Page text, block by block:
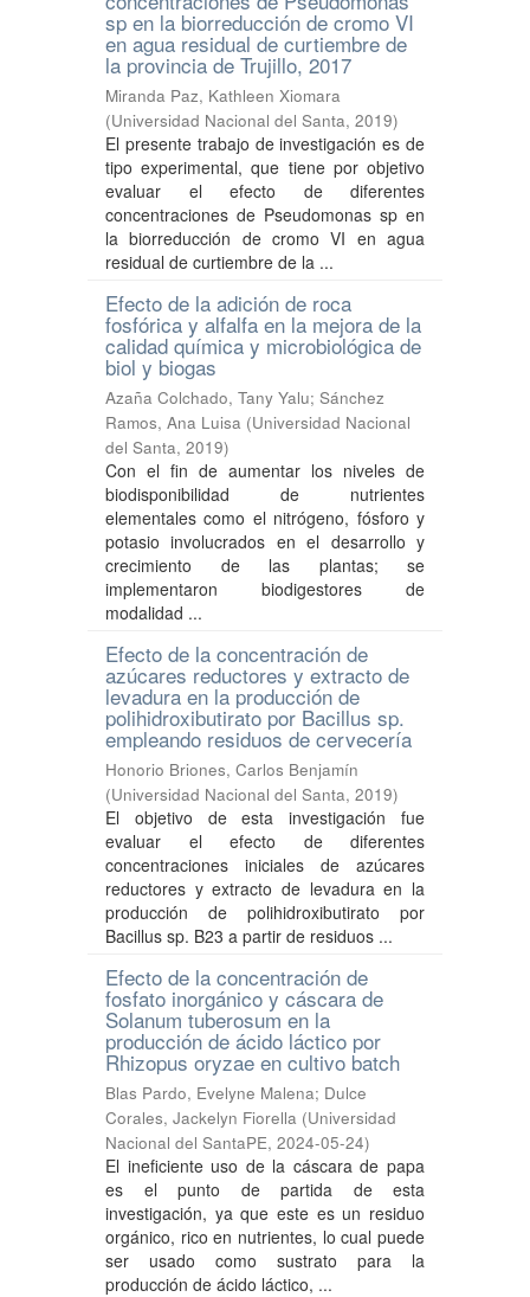
sp en la biorreducción de cromo VI
en agua residual de curtiembre de
la provincia de Trujillo, 2017
Miranda Paz, Kathleen Xiomara
(Universidad Nacional del Santa, 2019)
El presente trabajo de investigación es de
tipo experimental, que tiene por objetivo
evaluar el efecto de diferentes
concentraciones de Pseudomonas sp en
la biorreducción de cromo VI en agua
residual de curtiembre de la ...
Efecto de la adición de roca
fosfórica y alfalfa en la mejora de la
calidad química y microbiológica de
biol y biogas
Azaña Colchado, Tany Yalu; Sánchez
Ramos, Ana Luisa (Universidad Nacional
del Santa, 2019)
Con el fin de aumentar los niveles de
biodisponibilidad de nutrientes
elementales como el nitrógeno, fósforo y
potasio involucrados en el desarrollo y
crecimiento de las plantas; se
implementaron biodigestores de
modalidad ...
Efecto de la concentración de
azúcares reductores y extracto de
levadura en la producción de
polihidroxibutirato por Bacillus sp.
empleando residuos de cervecería
Honorio Briones, Carlos Benjamín
(Universidad Nacional del Santa, 2019)
El objetivo de esta investigación fue
evaluar el efecto de diferentes
concentraciones iniciales de azúcares
reductores y extracto de levadura en la
producción de polihidroxibutirato por
Bacillus sp. B23 a partir de residuos ...
Efecto de la concentración de
fosfato inorgánico y cáscara de
Solanum tuberosum en la
producción de ácido láctico por
Rhizopus oryzae en cultivo batch
Blas Pardo, Evelyne Malena; Dulce
Corales, Jackelyn Fiorella (Universidad
Nacional del SantaPE, 2024-05-24)
El ineficiente uso de la cáscara de papa
es el punto de partida de esta
investigación, ya que este es un residuo
orgánico, rico en nutrientes, lo cual puede
ser usado como sustrato para la
producción de ácido láctico, ...